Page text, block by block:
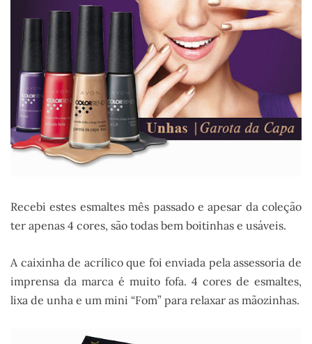
Recebi estes esmaltes mês passado e apesar da coleção
ter apenas 4 cores, são todas bem boitinhas e usáveis.
A caixinha de acrílico que foi enviada pela assessoria de
imprensa da marca é muito fofa. 4 cores de esmaltes,
lixa de unha e um mini “Fom” para relaxar as mãozinhas.